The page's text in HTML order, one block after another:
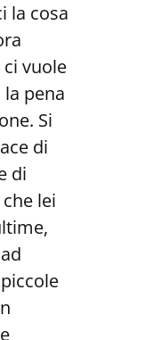
la cosa
vuole
pena
Si
di
di
lei